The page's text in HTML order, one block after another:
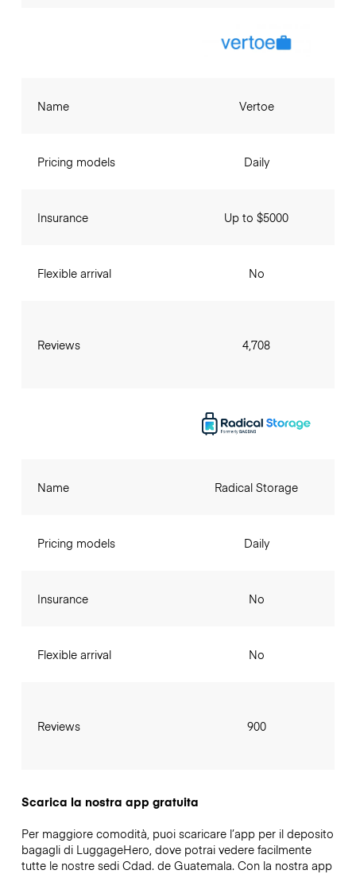
Name
Pricing models
Insurance
Flexible arrival
Reviews
Vertoe
Daily
Up to $5000
No
4,708
Name
Pricing models
Insurance
Flexible arrival
Reviews
Radical Storage
Daily
No
No
900
Scarica la nostra app gratuita
Per maggiore comodità, puoi scaricare l’app per il deposito
bagagli di LuggageHero, dove potrai vedere facilmente
tutte le nostre sedi Cdad. de Guatemala. Con la nostra app